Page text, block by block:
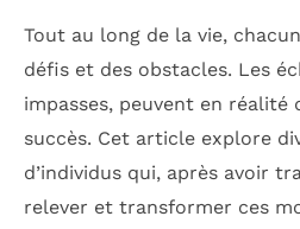
Tout au long de la vie,
défis et des obstacles. Les
impasses, peuvent en
succès. Cet article explore
d’individus qui, après avoir
relever et transformer ces